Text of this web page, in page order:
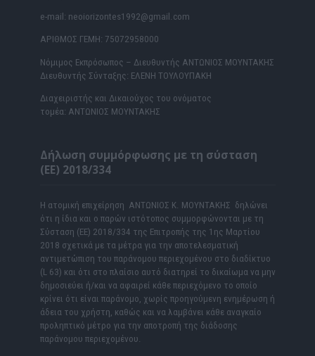
e-mail: neoiorizontes1992@gmail.com
ΑΡΙΘΜΟΣ ΓΕΜΗ: 75072958000
Νόμιμος Εκπρόσωπος – Διευθυντής ΑΝΤΩΝΙΟΣ ΜΟΥΝΤΑΚΗΣ
Διευθυντής Σύνταξης: ΕΛΕΝΗ ΤΟΥΛΟΥΠΑΚΗ
Διαχειριστής και Δικαιούχος του ονόματος
τομέα: ΑΝΤΩΝΙΟΣ ΜΟΥΝΤΑΚΗΣ
Δήλωση συμμόρφωσης με τη σύσταση
(ΕΕ) 2018/334
Η ατομική επιχείρηση ΑΝΤΩΝΙΟΣ Κ. ΜΟΥΝΤΑΚΗΣ δηλώνει
ότι η ίδια και ο παρών ιστότοπος συμμορφώνονται με τη
Σύσταση (ΕΕ) 2018/334 της Επιτροπής της 1ης Μαρτίου
2018 σχετικά με τα μέτρα για την αποτελεσματική
αντιμετώπιση του παράνομου περιεχομένου στο διαδίκτυο
(L 63) και ότι στο πλαίσιο αυτό διατηρεί το δικαίωμα να μην
δημοσιεύει ή/και να αφαιρεί κάθε περιεχόμενο το οποίο
κρίνει ότι είναι παράνομο, χωρίς προηγούμενη ενημέρωση ή
άδεια του χρήστη, καθώς και να λαμβάνει κάθε αναγκαίο
προληπτικό μέτρο για την αποτροπή της διάδοσης
παράνομου περιεχομένου.